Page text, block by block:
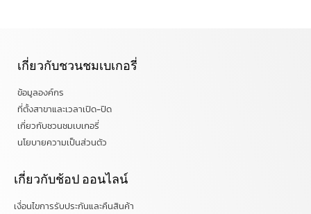
เกี่ยวกับชวนชมเบเกอรี่
ข้อมูลองค์กร
ที่ตั้งสาขาและเวลาเปิด-ปิด
เกี่ยวกับชวนชมเบเกอรี่
นโยบายความเป็นส่วนตัว
เกี่ยวกับช้อป ออนไลน์
เงื่อนไขการรับประกันและคืนสินค้า